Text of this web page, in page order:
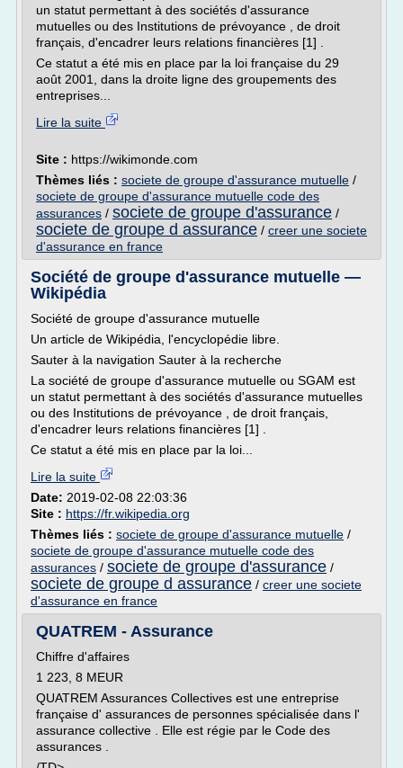
un statut permettant à des sociétés d'assurance
mutuelles ou des Institutions de prévoyance , de droit
français, d'encadrer leurs relations financières [1] .
Ce statut a été mis en place par la loi française du 29
août 2001, dans la droite ligne des groupements des
entreprises...
Lire la suite
Site : https://wikimonde.com
Thèmes liés : societe de groupe d'assurance mutuelle /
societe de groupe d'assurance mutuelle code des
assurances / societe de groupe d'assurance /
societe de groupe d assurance / creer une societe
d'assurance en france
Société de groupe d'assurance mutuelle —
Wikipédia
Société de groupe d'assurance mutuelle
Un article de Wikipédia, l'encyclopédie libre.
Sauter à la navigation Sauter à la recherche
La société de groupe d'assurance mutuelle ou SGAM est
un statut permettant à des sociétés d'assurance mutuelles
ou des Institutions de prévoyance , de droit français,
d'encadrer leurs relations financières [1] .
Ce statut a été mis en place par la loi...
Lire la suite
Date: 2019-02-08 22:03:36
Site : https://fr.wikipedia.org
Thèmes liés : societe de groupe d'assurance mutuelle /
societe de groupe d'assurance mutuelle code des
assurances / societe de groupe d'assurance /
societe de groupe d assurance / creer une societe
d'assurance en france
QUATREM - Assurance
Chiffre d'affaires
1 223, 8 MEUR
QUATREM Assurances Collectives est une entreprise
française d' assurances de personnes spécialisée dans l'
assurance collective . Elle est régie par le Code des
assurances .